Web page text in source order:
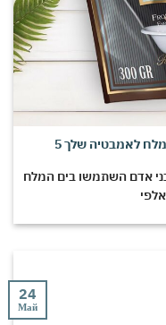
לאמבטיה שלך
אדם השתמשו בים המלח
24
Май